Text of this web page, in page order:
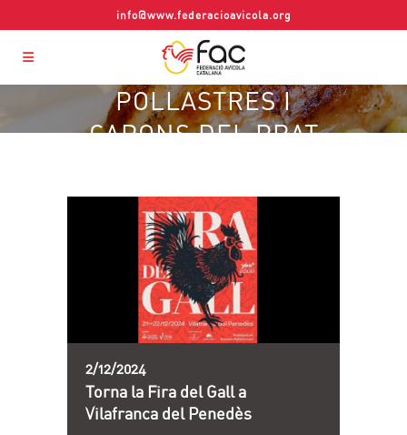
info@www.federacioavicola.org
POLLASTRES I
CAPONS DEL PRAT
2/12/2024
Torna la Fira del Gall a
Vilafranca del Penedès